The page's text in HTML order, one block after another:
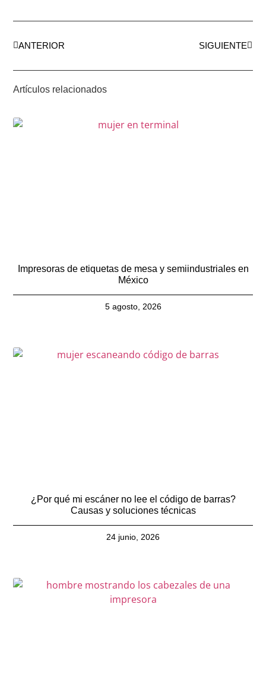
ANTERIOR SIGUIENTE
Artículos relacionados
Impresoras de etiquetas de mesa y semiindustriales en
México
5 agosto, 2026
¿Por qué mi escáner no lee el código de barras?
Causas y soluciones técnicas
24 junio, 2026